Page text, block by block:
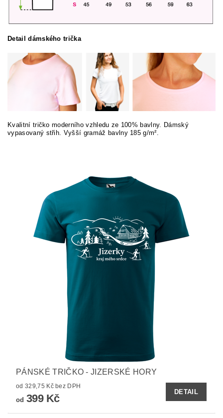
Detail dámského trička
Kvalitní tričko moderního vzhledu ze 100% bavlny. Dámský
vypasovaný střih. Vyšší gramáž bavlny 185 g/m².
PÁNSKÉ TRIČKO - JIZERSKÉ HORY
od 329,75 Kč bez DPH
od 399 Kč
DETAIL